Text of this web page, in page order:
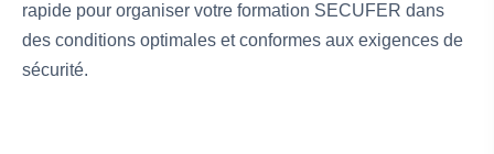
rapide pour organiser votre formation SECUFER dans
des conditions optimales et conformes aux exigences de
sécurité.